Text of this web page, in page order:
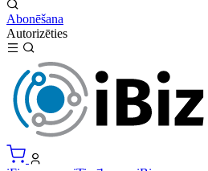
Abonēšana
Autorizēties